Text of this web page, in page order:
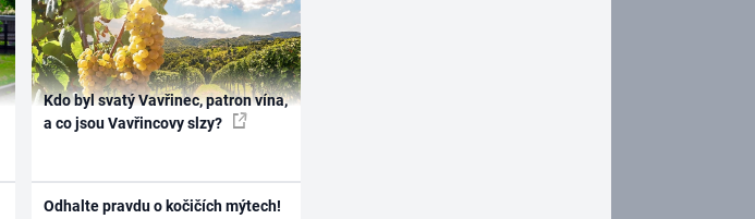
Kdo byl svatý Vavřinec, patron vína,
a co jsou Vavřincovy slzy?
Odhalte pravdu o kočičích mýtech!